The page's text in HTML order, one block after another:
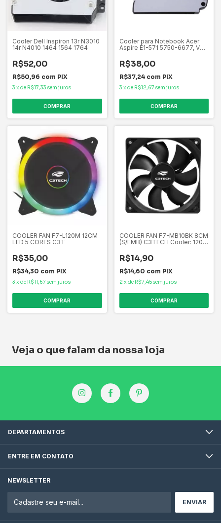
Cooler Dell Inspiron 13r N3010
14r N4010 1464 1564 1764
R$52,00
R$50,96 com PIX
3 x de R$17,33 sem juros
Cooler para Notebook Acer
Aspire E1-571 5750-6677, V3-
5750Z-4217, E1-571-6607, V3-
571-G Interno
R$38,00
R$37,24 com PIX
3 x de R$12,67 sem juros
COOLER FAN F7-L120M 12CM
LED 5 CORES C3T
R$35,00
R$34,30 com PIX
3 x de R$11,67 sem juros
COOLER FAN F7-MB10BK 8CM
(S/EMB) C3TECH Cooler: 1200
Conector Placa-Mãe 3 pinos
R$14,90
R$14,60 com PIX
2 x de R$7,45sem juros
Veja o que falam da nossa loja
DEPARTAMENTOS
ENTRE EM CONTATO
NEWSLETTER